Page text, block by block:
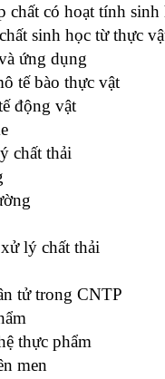
chất có hoạt tính sinh
sinh học từ thực
ứng dụng
tế bào thực vật
động vật
chất thải
lý chất thải
tử trong CNTP
thực phẩm
men